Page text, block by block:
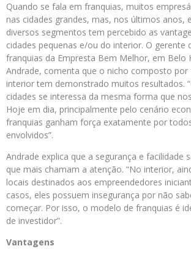
Quando se fala em franquias, muitos
nas cidades grandes, mas, nos últimos anos,
diversos segmentos tem percebido as
cidades pequenas e/ou do interior. O gerente
franquias da Empresta Bem Melhor, em Belo
Andrade, comenta que o nicho composto por
interior tem demonstrado muitos resultados.
cidades se interessa da mesma forma que
Hoje em dia, principalmente pelo cenário
franquias ganham força exatamente por
envolvidos”.
Andrade explica que a segurança e facilidade
que mais chamam a atenção. “No interior,
locais destinados aos empreendedores
casos, eles possuem insegurança por não
começar. Por isso, o modelo de franquias é
de investidor”.
Vantagens